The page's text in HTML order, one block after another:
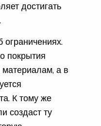
достигать
покрытия
материалам, а в
К тому же
создаст ту